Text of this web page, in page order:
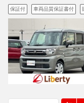
保証付 車両品質保証書付